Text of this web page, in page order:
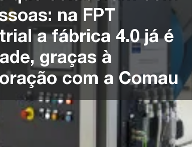
na FPT
a fábrica 4.0 já é
graças à
com a Comau